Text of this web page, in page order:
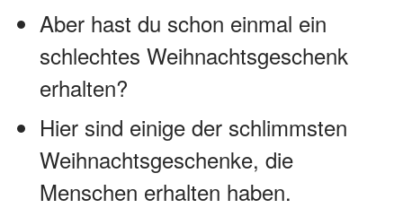
Aber hast du schon einmal ein
schlechtes Weihnachtsgeschenk
erhalten?
Hier sind einige der schlimmsten
Weihnachtsgeschenke, die
Menschen erhalten haben.